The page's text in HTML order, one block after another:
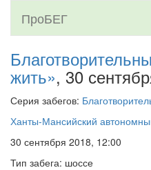
ПроБЕГ
жить», 30
Серия забегов:
Ханты-Мансийский
30 сентября 2018, 12:00
Тип забега: шоссе